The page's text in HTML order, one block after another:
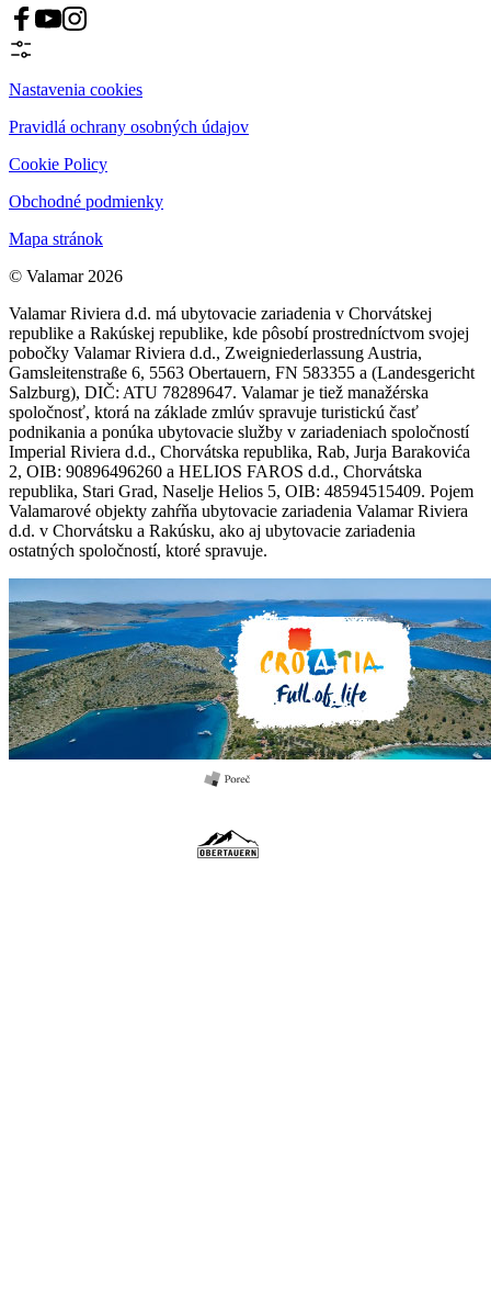
Nastavenia cookies
Pravidlá ochrany osobných údajov
Cookie Policy
Obchodné podmienky
Mapa stránok
© Valamar 2026
Valamar Riviera d.d. má ubytovacie zariadenia v Chorvátskej
republike a Rakúskej republike, kde pôsobí prostredníctvom svojej
pobočky Valamar Riviera d.d., Zweigniederlassung Austria,
Gamsleitenstraße 6, 5563 Obertauern, FN 583355 a (Landesgericht
Salzburg), DIČ: ATU 78289647. Valamar je tiež manažérska
spoločnosť, ktorá na základe zmlúv spravuje turistickú časť
podnikania a ponúka ubytovacie služby v zariadeniach spoločností
Imperial Riviera d.d., Chorvátska republika, Rab, Jurja Barakovića
2, OIB: 90896496260 a HELIOS FAROS d.d., Chorvátska
republika, Stari Grad, Naselje Helios 5, OIB: 48594515409. Pojem
Valamarové objekty zahŕňa ubytovacie zariadenia Valamar Riviera
d.d. v Chorvátsku a Rakúsku, ako aj ubytovacie zariadenia
ostatných spoločností, ktoré spravuje.